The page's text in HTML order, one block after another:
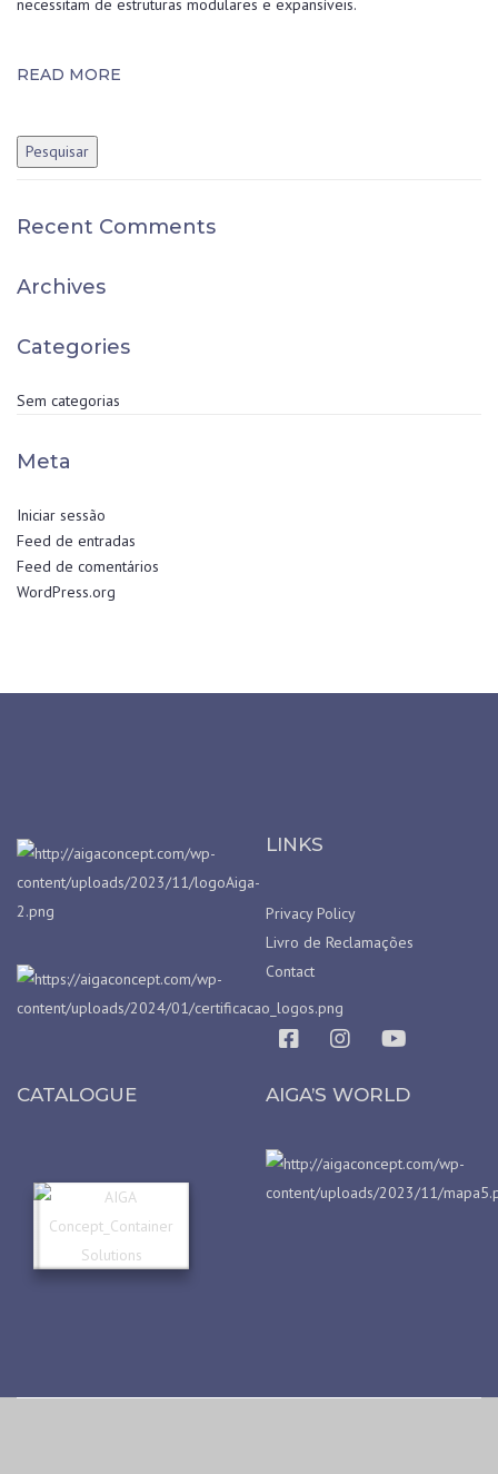
necessitam de estruturas modulares e expansíveis.
READ MORE
Recent Comments
Archives
Categories
Sem categorias
Meta
Iniciar sessão
Feed de entradas
Feed de comentários
WordPress.org
LINKS
Privacy Policy
Livro de Reclamações
Contact
CATALOGUE AIGA’S WORLD